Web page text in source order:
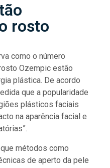
rosto
como o número
Ozempic estão
plástica. De acordo
que a popularidade
plásticos faciais
na aparência facial e
métodos como
de aperto da pele